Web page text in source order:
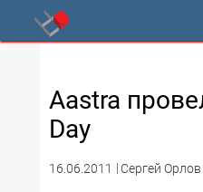
Aastra
Day
16.06.2011 Сергей Орлов